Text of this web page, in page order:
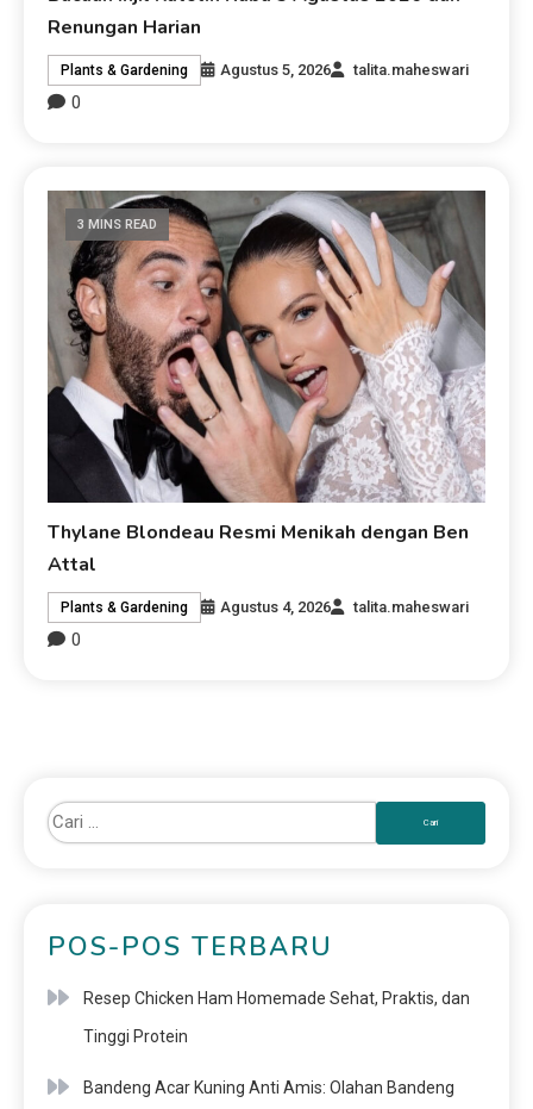
Renungan Harian
Plants & Gardening Agustus 5, 2026 talita.maheswari
0
3 MINS READ
Thylane Blondeau Resmi Menikah dengan Ben
Attal
Plants & Gardening Agustus 4, 2026 talita.maheswari
0
POS-POS TERBARU
Resep Chicken Ham Homemade Sehat, Praktis, dan
Tinggi Protein
Bandeng Acar Kuning Anti Amis: Olahan Bandeng